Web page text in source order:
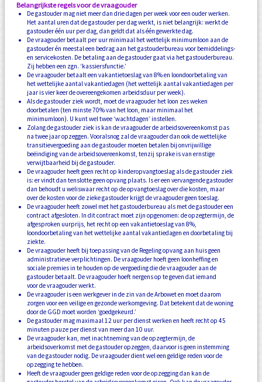
Belangrijkste regels voor de vraagouder
De gastouder mag niet meer dan drie dagen per week voor een ouder werken.
Het aantal uren dat de gastouder per dag werkt, is niet belangrijk: werkt de
gastouder één uur per dag, dan geldt dat als één gewerkte dag.
De vraagouder betaalt per uur minimaal het wettelijk minimumloon aan de
gastouder én meestal een bedrag aan het gastouderbureau voor bemiddelings-
en servicekosten. De betaling aan de gastouder gaat via het gastouderbureau.
Zij hebben een zgn. ‘kassiersfunctie.’
De vraagouder betaalt een vakantietoeslag van 8% en loondoorbetaling van
het wettelijke aantal vakantiedagen (het wettelijk aantal vakantiedagen per
jaar is vier keer de overeengekomen arbeidsduur per week).
Als de gastouder ziek wordt, moet de vraagouder het loon zes weken
doorbetalen (ten minste 70% van het loon, maar minimaal het
minimumloon). U kunt wel twee ‘wachtdagen’ instellen.
Zolang de gastouder ziek is kan de vraagouder de arbeidsovereenkomst pas
na twee jaar opzeggen. Vooralsnog zal de vraagouder dan ook de wettelijke
transitievergoeding aan de gastouder moeten betalen bij onvrijwillige
beëindiging van de arbeidsovereenkomst, tenzij sprake is van ernstige
verwijtbaarheid bij de gastouder.
De vraagouder heeft geen recht op kinderopvangtoeslag als de gastouder ziek
is: er vindt dan tenslotte geen opvang plaats. Is er een vervangende gastouder
dan behoudt u weliswaar recht op de opvangtoeslag over die kosten, maar
over de kosten voor de zieke gastouder krijgt de vraagouder geen toeslag.
De vraagouder heeft zowel met het gastouderbureau als met de gastouder een
contract afgesloten. In dit contract moet zijn opgenomen: de opzegtermijn, de
afgesproken uurprijs, het recht op een vakantietoeslag van 8%,
loondoorbetaling van het wettelijke aantal vakantiedagen en doorbetaling bij
ziekte.
De vraagouder heeft bij toepassing van de Regeling opvang aan huis geen
administratieve verplichtingen. De vraagouder hoeft geen loonheffing en
sociale premies in te houden op de vergoeding die de vraagouder aan de
gastouder betaalt. De vraagouder hoeft nergens op te geven dat iemand
voor de vraagouder werkt.
De vraagouder is een werkgever in de zin van de Arbowet en moet daarom
zorgen voor een veilige en gezonde werkomgeving. Dat betekent dat de woning
door de GGD moet worden ‘goedgekeurd.’
De gastouder mag maximaal 12 uur per dienst werken en heeft recht op 45
minuten pauze per dienst van meer dan 10 uur.
De vraagouder kan, met inachtneming van de opzegtermijn, de
arbeidsoverkomst met de gastouder opzeggen, daarvoor is geen instemming
van de gastouder nodig. De vraagouder dient wel een geldige reden voor de
opzegging te hebben.
Heeft de vraagouder geen geldige reden voor de opzegging dan kan de